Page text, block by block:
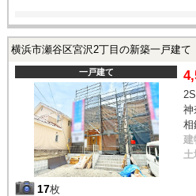
横浜市瀬谷区宮沢2丁目の新築一戸建て
一戸建て
17枚
神
相
建